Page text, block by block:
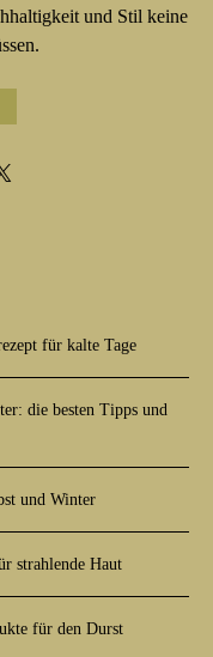
und Stil keine
für kalte Tage
die besten Tipps und
und Winter
strahlende Haut
für den Durst